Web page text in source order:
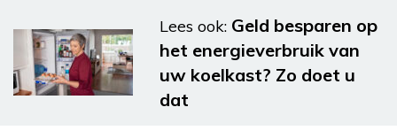
Lees ook: Geld besparen op
het energieverbruik van
uw koelkast? Zo doet u
dat